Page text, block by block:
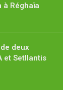
Réghaïa
deux
et Setllantis